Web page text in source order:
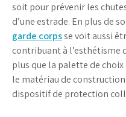
soit pour prévenir les
d’une estrade. En plus de
garde corpsse voit aussi
contribuant à l’esthétisme
plus que la palette de
le matériau de
dispositif de protection